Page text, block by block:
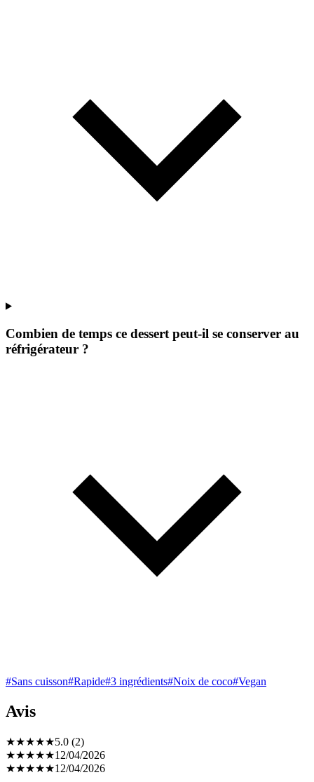
Combien de temps ce dessert peut-il se conserver au
réfrigérateur ?
#Sans cuisson#Rapide#3 ingrédients#Noix de coco#Vegan
Avis
★★★★★5.0 (2)
★★★★★12/04/2026
★★★★★12/04/2026